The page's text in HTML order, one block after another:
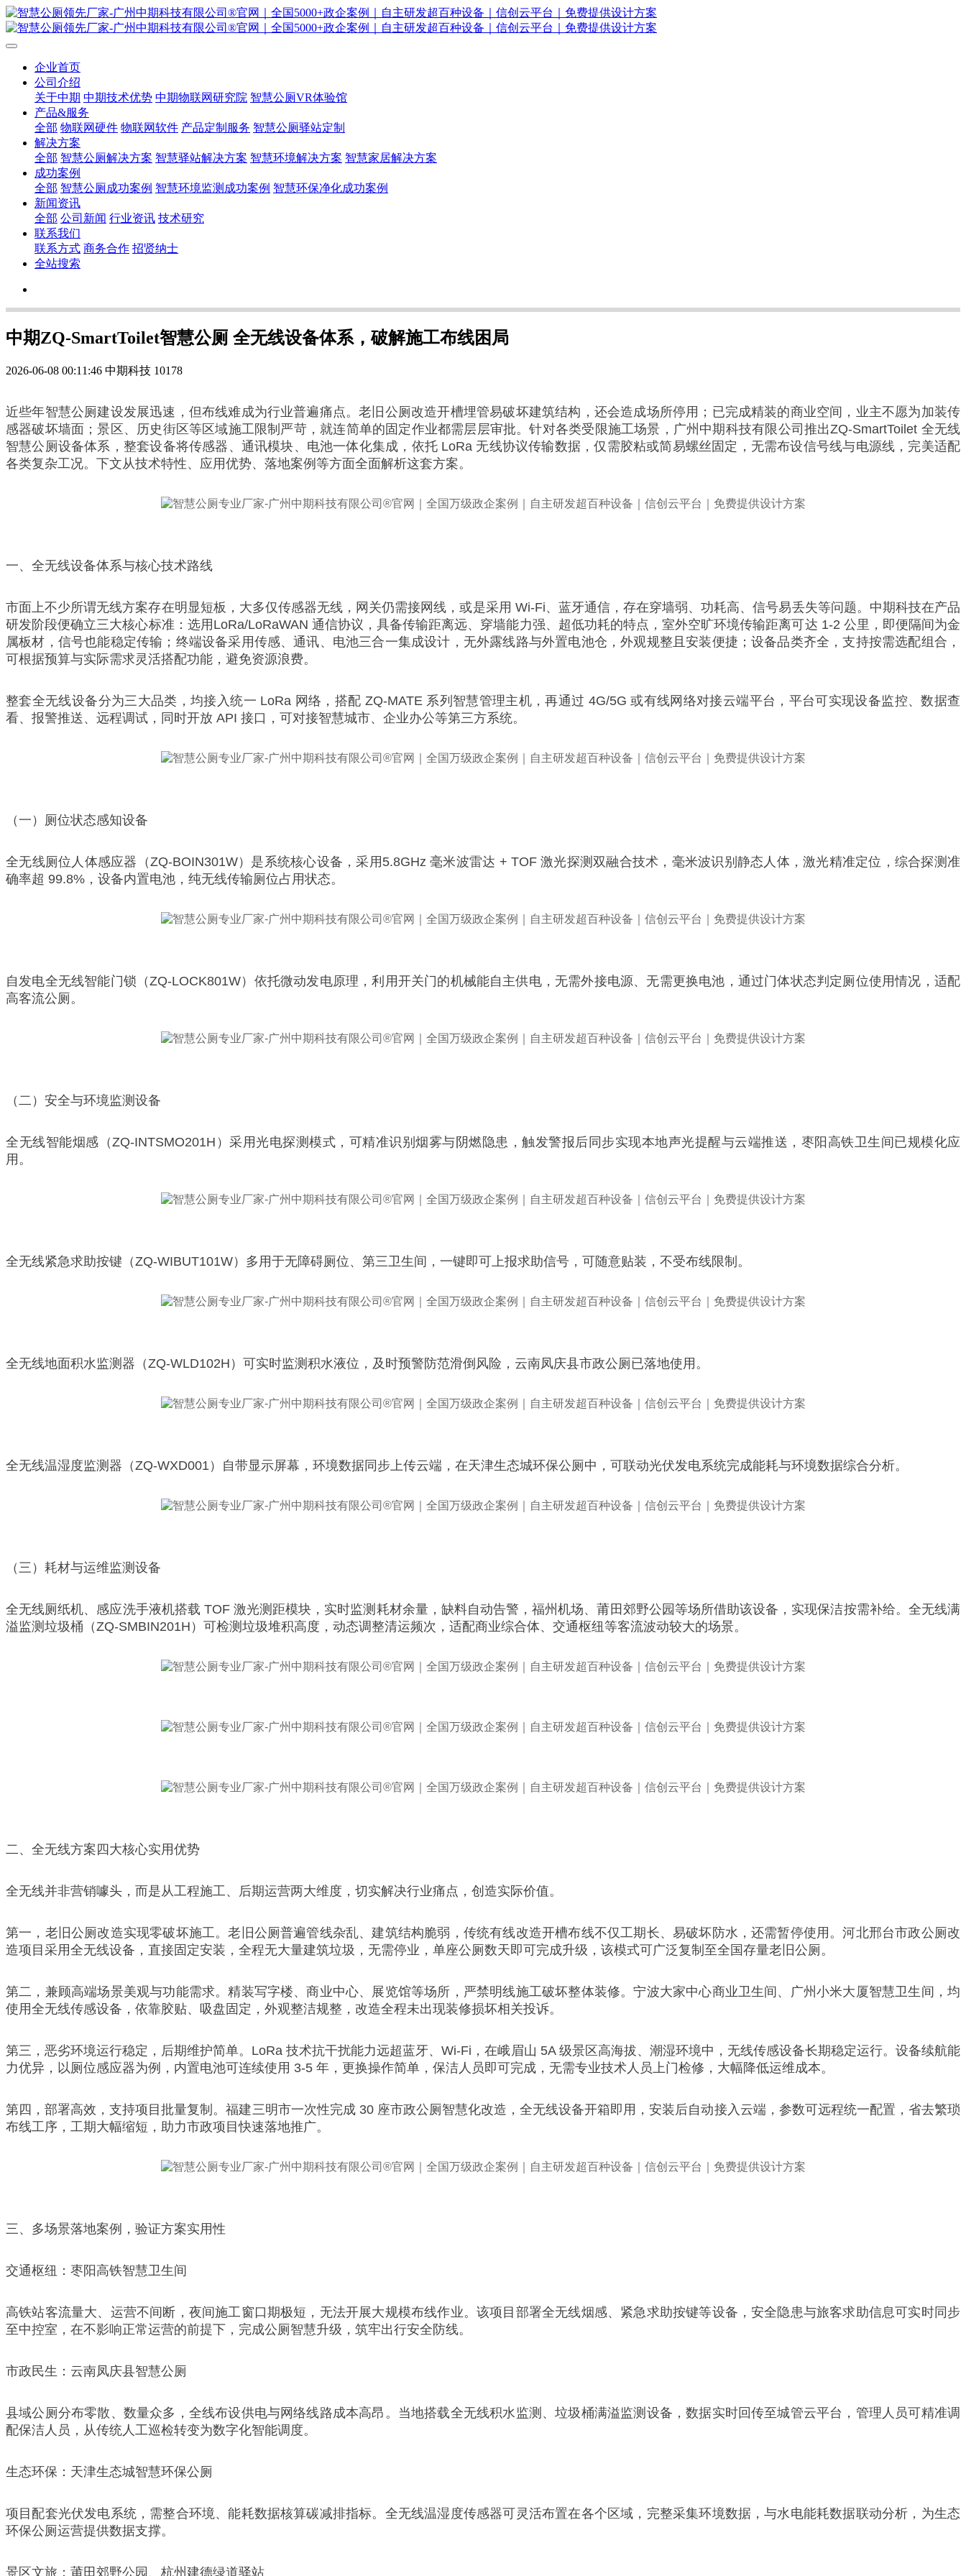
企业首页
公司介绍
关于中期 中期技术优势 中期物联网研究院 智慧公厕VR体验馆
产品&服务
全部 物联网硬件 物联网软件 产品定制服务 智慧公厕驿站定制
解决方案
全部 智慧公厕解决方案 智慧驿站解决方案 智慧环境解决方案 智慧家居解决方案
成功案例
全部 智慧公厕成功案例 智慧环境监测成功案例 智慧环保净化成功案例
新闻资讯
全部 公司新闻 行业资讯 技术研究
联系我们
联系方式 商务合作 招贤纳士
全站搜索
中期ZQ-SmartToilet智慧公厕 全无线设备体系，破解施工布线困局
2026-06-08 00:11:46 中期科技 10178
近些年智慧公厕建设发展迅速，但布线难成为行业普遍痛点。老旧公厕改造开槽埋管易破坏建筑结构，还会造成场所停用；已完成精装的商业空间，业主不愿为加装传
感器破坏墙面；景区、历史街区等区域施工限制严苛，就连简单的固定作业都需层层审批。针对各类受限施工场景，广州中期科技有限公司推出ZQ-SmartToilet 全无线
智慧公厕设备体系，整套设备将传感器、通讯模块、电池一体化集成，依托 LoRa 无线协议传输数据，仅需胶粘或简易螺丝固定，无需布设信号线与电源线，完美适配
各类复杂工况。下文从技术特性、应用优势、落地案例等方面全面解析这套方案。
一、全无线设备体系与核心技术路线
市面上不少所谓无线方案存在明显短板，大多仅传感器无线，网关仍需接网线，或是采用 Wi-Fi、蓝牙通信，存在穿墙弱、功耗高、信号易丢失等问题。中期科技在产品
研发阶段便确立三大核心标准：选用LoRa/LoRaWAN 通信协议，具备传输距离远、穿墙能力强、超低功耗的特点，室外空旷环境传输距离可达 1-2 公里，即便隔间为金
属板材，信号也能稳定传输；终端设备采用传感、通讯、电池三合一集成设计，无外露线路与外置电池仓，外观规整且安装便捷；设备品类齐全，支持按需选配组合，
可根据预算与实际需求灵活搭配功能，避免资源浪费。
整套全无线设备分为三大品类，均接入统一 LoRa 网络，搭配 ZQ-MATE 系列智慧管理主机，再通过 4G/5G 或有线网络对接云端平台，平台可实现设备监控、数据查
看、报警推送、远程调试，同时开放 API 接口，可对接智慧城市、企业办公等第三方系统。
（一）厕位状态感知设备
全无线厕位人体感应器（ZQ-BOIN301W）是系统核心设备，采用5.8GHz 毫米波雷达 + TOF 激光探测双融合技术，毫米波识别静态人体，激光精准定位，综合探测准
确率超 99.8%，设备内置电池，纯无线传输厕位占用状态。
自发电全无线智能门锁（ZQ-LOCK801W）依托微动发电原理，利用开关门的机械能自主供电，无需外接电源、无需更换电池，通过门体状态判定厕位使用情况，适配
高客流公厕。
（二）安全与环境监测设备
全无线智能烟感（ZQ-INTSMO201H）采用光电探测模式，可精准识别烟雾与阴燃隐患，触发警报后同步实现本地声光提醒与云端推送，枣阳高铁卫生间已规模化应
用。
全无线紧急求助按键（ZQ-WIBUT101W）多用于无障碍厕位、第三卫生间，一键即可上报求助信号，可随意贴装，不受布线限制。
全无线地面积水监测器（ZQ-WLD102H）可实时监测积水液位，及时预警防范滑倒风险，云南凤庆县市政公厕已落地使用。
全无线温湿度监测器（ZQ-WXD001）自带显示屏幕，环境数据同步上传云端，在天津生态城环保公厕中，可联动光伏发电系统完成能耗与环境数据综合分析。
（三）耗材与运维监测设备
全无线厕纸机、感应洗手液机搭载 TOF 激光测距模块，实时监测耗材余量，缺料自动告警，福州机场、莆田郊野公园等场所借助该设备，实现保洁按需补给。全无线满
溢监测垃圾桶（ZQ-SMBIN201H）可检测垃圾堆积高度，动态调整清运频次，适配商业综合体、交通枢纽等客流波动较大的场景。
二、全无线方案四大核心实用优势
全无线并非营销噱头，而是从工程施工、后期运营两大维度，切实解决行业痛点，创造实际价值。
第一，老旧公厕改造实现零破坏施工。老旧公厕普遍管线杂乱、建筑结构脆弱，传统有线改造开槽布线不仅工期长、易破坏防水，还需暂停使用。河北邢台市政公厕改
造项目采用全无线设备，直接固定安装，全程无大量建筑垃圾，无需停业，单座公厕数天即可完成升级，该模式可广泛复制至全国存量老旧公厕。
第二，兼顾高端场景美观与功能需求。精装写字楼、商业中心、展览馆等场所，严禁明线施工破坏整体装修。宁波大家中心商业卫生间、广州小米大厦智慧卫生间，均
使用全无线传感设备，依靠胶贴、吸盘固定，外观整洁规整，改造全程未出现装修损坏相关投诉。
第三，恶劣环境运行稳定，后期维护简单。LoRa 技术抗干扰能力远超蓝牙、Wi-Fi，在峨眉山 5A 级景区高海拔、潮湿环境中，无线传感设备长期稳定运行。设备续航能
力优异，以厕位感应器为例，内置电池可连续使用 3-5 年，更换操作简单，保洁人员即可完成，无需专业技术人员上门检修，大幅降低运维成本。
第四，部署高效，支持项目批量复制。福建三明市一次性完成 30 座市政公厕智慧化改造，全无线设备开箱即用，安装后自动接入云端，参数可远程统一配置，省去繁琐
布线工序，工期大幅缩短，助力市政项目快速落地推广。
三、多场景落地案例，验证方案实用性
交通枢纽：枣阳高铁智慧卫生间
高铁站客流量大、运营不间断，夜间施工窗口期极短，无法开展大规模布线作业。该项目部署全无线烟感、紧急求助按键等设备，安全隐患与旅客求助信息可实时同步
至中控室，在不影响正常运营的前提下，完成公厕智慧升级，筑牢出行安全防线。
市政民生：云南凤庆县智慧公厕
县域公厕分布零散、数量众多，全线布设供电与网络线路成本高昂。当地搭载全无线积水监测、垃圾桶满溢监测设备，数据实时回传至城管云平台，管理人员可精准调
配保洁人员，从传统人工巡检转变为数字化智能调度。
生态环保：天津生态城智慧环保公厕
项目配套光伏发电系统，需整合环境、能耗数据核算碳减排指标。全无线温湿度传感器可灵活布置在各个区域，完整采集环境数据，与水电能耗数据联动分析，为生态
环保公厕运营提供数据支撑。
景区文旅：莆田郊野公园、杭州建德绿道驿站